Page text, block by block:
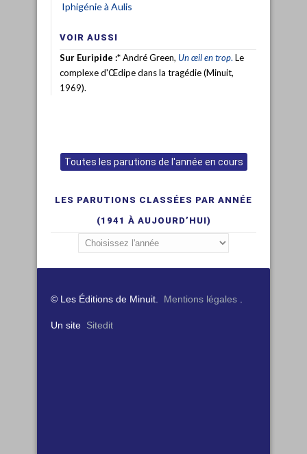
Iphigénie à Aulis
VOIR AUSSI
Sur Euripide :* André Green, Un œil en trop. Le
complexe d'Œdipe dans la tragédie (Minuit,
1969).
Toutes les parutions de l'année en cours
LES PARUTIONS CLASSÉES PAR ANNÉE
(1941 À AUJOURD’HUI)
© Les Éditions de Minuit. Mentions légales .
Un site Sitedit